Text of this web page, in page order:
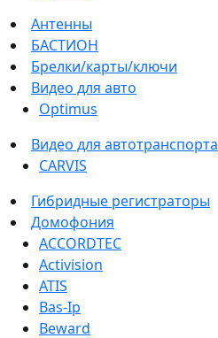
Антенны
БАСТИОН
Брелки/карты/ключи
Видео для авто
Optimus
Видео для автотранспорта
CARVIS
Гибридные регистраторы
Домофония
ACCORDTEC
Activision
ATIS
Bas-Ip
Beward